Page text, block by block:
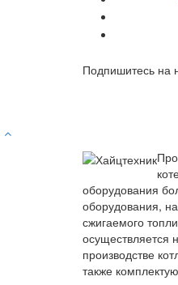
Подпишитесь на
оборудования
оборудования,
сжигаемого
осуществляется
производстве
также